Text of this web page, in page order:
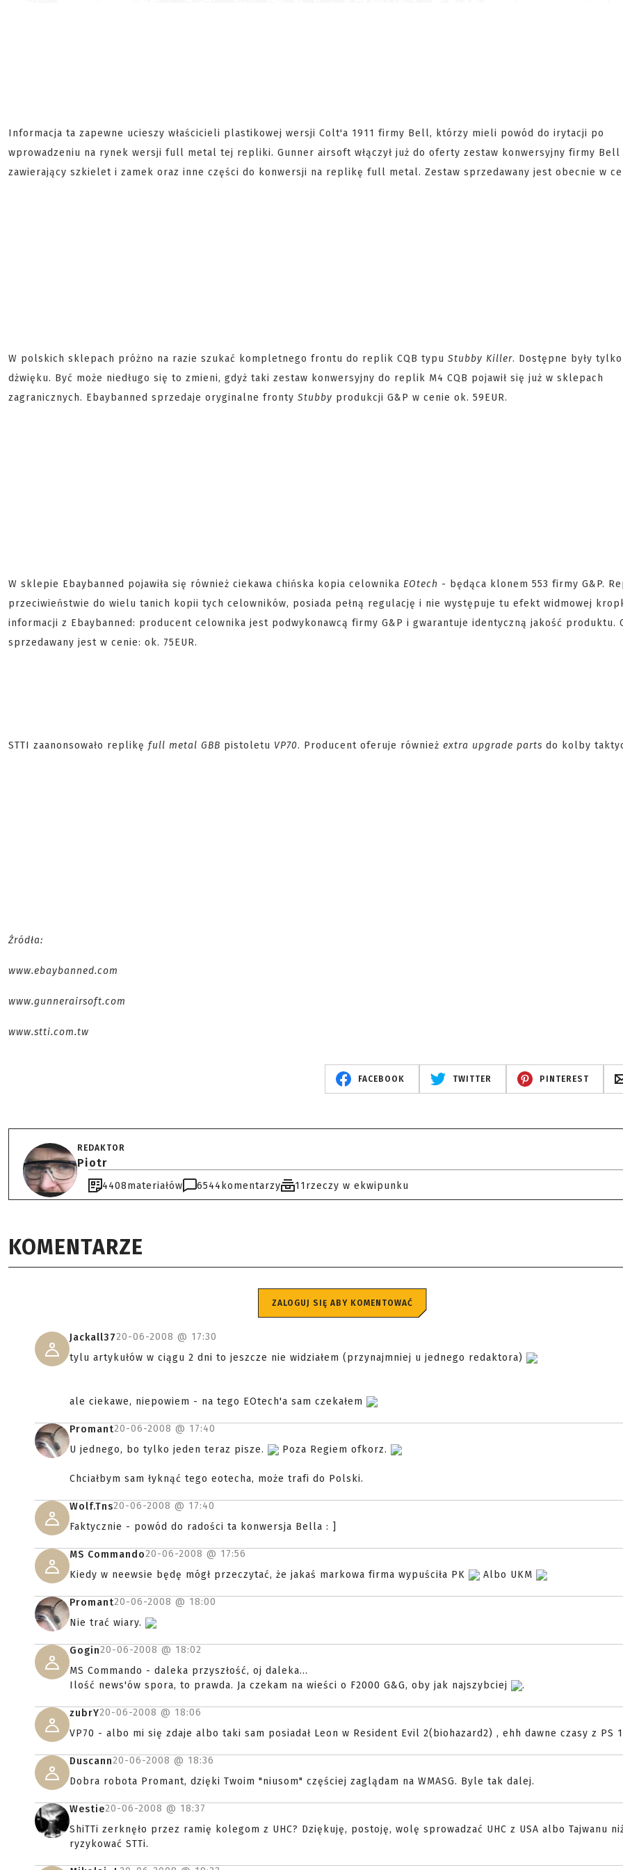
Informacja ta zapewne ucieszy właścicieli plastikowej wersji Colt'a 1911 firmy Bell, którzy mieli powód do irytacji po
wprowadzeniu na rynek wersji full metal tej repliki. Gunner airsoft włączył już do oferty zestaw konwersyjny firmy Bell
zawierający szkielet i zamek oraz inne części do konwersji na replikę full metal. Zestaw sprzedawany jest obecnie w
W polskich sklepach próżno na razie szukać kompletnego frontu do replik CQB typu Stubby Killer. Dostępne były tylko
dżwięku. Być może niedługo się to zmieni, gdyż taki zestaw konwersyjny do replik M4 CQB pojawił się już w sklepach
zagranicznych. Ebaybanned sprzedaje oryginalne fronty Stubby produkcji G&P w cenie ok. 59EUR.
W sklepie Ebaybanned pojawiła się również ciekawa chińska kopia celownika EOtech - będąca klonem 553 firmy G&P.
przeciwieństwie do wielu tanich kopii tych celowników, posiada pełną regulację i nie występuje tu efekt widmowej
informacji z Ebaybanned: producent celownika jest podwykonawcą firmy G&P i gwarantuje identyczną jakość produktu.
sprzedawany jest w cenie: ok. 75EUR.
STTI zaanonsowało replikę full metal GBB pistoletu VP70. Producent oferuje również extra upgrade parts do kolby
Źródła:
www.ebaybanned.com
www.gunnerairsoft.com
www.stti.com.tw
FACEBOOK TWITTER PINTEREST
REDAKTOR
Piotr
4408materiałów 6544 komentarzy 11rzeczy w ekwipunku
KOMENTARZE
ZALOGUJ SIĘ ABY KOMENTOWAĆ
Jackall3720-06-2008 @ 17:30
tylu artykułów w ciągu 2 dni to jeszcze nie widziałem (przynajmniej u jednego redaktora)
ale ciekawe, niepowiem - na tego EOtech'a sam czekałem
Promant20-06-2008 @ 17:40
U jednego, bo tylko jeden teraz pisze.
Poza Regiem ofkorz.
Chciałbym sam łyknąć tego eotecha, może trafi do Polski.
Wolf.Tns20-06-2008 @ 17:40
Faktycznie - powód do radości ta konwersja Bella : ]
MS Commando20-06-2008 @ 17:56
Kiedy w neewsie będę mógł przeczytać, że jakaś markowa firma wypuściła PK
Albo UKM
Promant20-06-2008 @ 18:00
Nie trać wiary.
Gogin20-06-2008 @ 18:02
MS Commando - daleka przyszłość, oj daleka...
Ilość news'ów spora, to prawda. Ja czekam na wieści o F2000 G&G, oby jak najszybciej
.
zubrY20-06-2008 @ 18:06
VP70 - albo mi się zdaje albo taki sam posiadał Leon w Resident Evil 2(biohazard2) , ehh dawne czasy z PS 1
Duscann20-06-2008 @ 18:36
Dobra robota Promant, dzięki Twoim "niusom" częściej zaglądam na WMASG. Byle tak dalej.
Westie20-06-2008 @ 18:37
ShiTTi zerknęło przez ramię kolegom z UHC? Dziękuję, postoję, wolę sprowadzać UHC z USA albo Tajwanu
ryzykować STTi.